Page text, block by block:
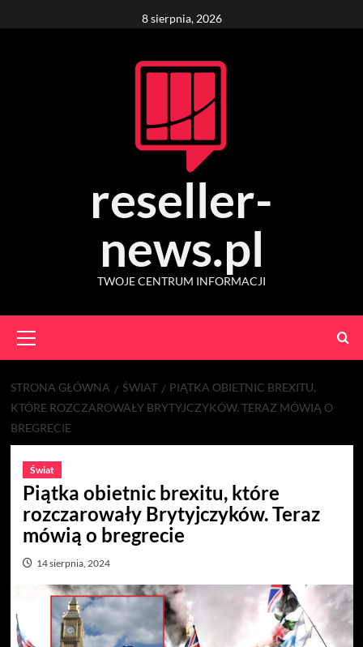
to
8 sierpnia, 2026
reseller-
news.pl
TWOJE CENTRUM INFORMACJI
Menu
STRONA GŁÓWNA ŚWIAT
PIĄTKA OBIETNIC BREXITU,
KTÓRE ROZCZAROWAŁY BRYTYJCZYKÓW. TERAZ MÓWIĄ O
BREGRECIE
Świat
Piątka obietnic brexitu, które
rozczarowały Brytyjczyków. Teraz
mówią o bregrecie
14 sierpnia, 2024